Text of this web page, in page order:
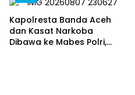
Kapolresta Banda Aceh
dan Kasat Narkoba
Dibawa ke Mabes Polri,